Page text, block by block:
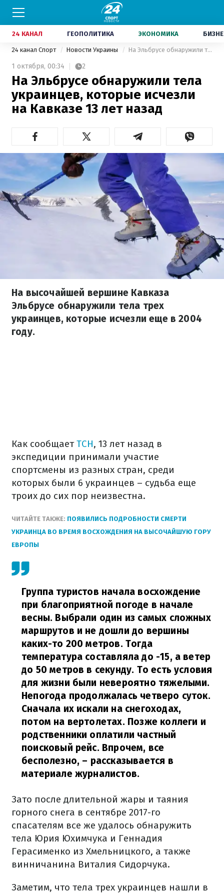
24 КАНАЛ ГЕОПОЛИТИКА ЭКОНОМИКА
24 канал Спорт Новости Украины На Эльбрусе обнаружили тела украинцев, которые исчезли на Кавказе 13 лет назад
1 октября, 00:34 2
На Эльбрусе обнаружили тела
украинцев, которые исчезли
на Кавказе 13 лет назад
На высочайшей вершине Кавказа
Эльбрусе обнаружили тела трех
украинцев, которые исчезли еще в 2004
году.
Как сообщаетТСН, 13 лет назад в
экспедиции принимали участие
спортсмены из разных стран, среди
которых были 6 украинцев – судьба еще
троих до сих пор неизвестна.
ЧИТАЙТЕ ТАКЖЕ: ПОЯВИЛИСЬ ПОДРОБНОСТИ СМЕРТИ
УКРАИНЦА ВО ВРЕМЯ ВОСХОЖДЕНИЯ НА ВЫСОЧАЙШУЮ ГОРУ
ЕВРОПЫ
Группа туристов начала восхождение
при благоприятной погоде в начале
весны. Выбрали один из самых сложных
маршрутов и не дошли до вершины
каких-то 200 метров. Тогда
температура составляла до -15, а ветер
до 50 метров в секунду. То есть условия
для жизни были невероятно тяжелыми.
Непогода продолжалась четверо суток.
Сначала их искали на снегоходах,
потом на вертолетах. Позже коллеги и
родственники оплатили частный
поисковый рейс. Впрочем, все
бесполезно, – рассказывается в
материале журналистов.
Зато после длительной жары и таяния
горного снега в сентябре 2017-го
спасателям все же удалось обнаружить
тела Юрия Юхимчука и Геннадия
Герасименко из Хмельницкого, а также
винничанина Виталия Сидорчука.
Заметим, что тела трех украинцев нашли в